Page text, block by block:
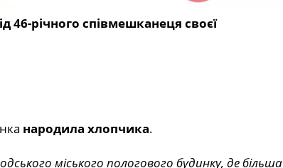
46-річного співмешканеця своєї
народила хлопчика.
міського пологового будинку, де більша